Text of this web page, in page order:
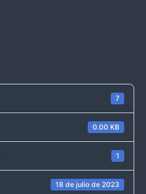
7
0.00 KB
1
18 de julio de 2023